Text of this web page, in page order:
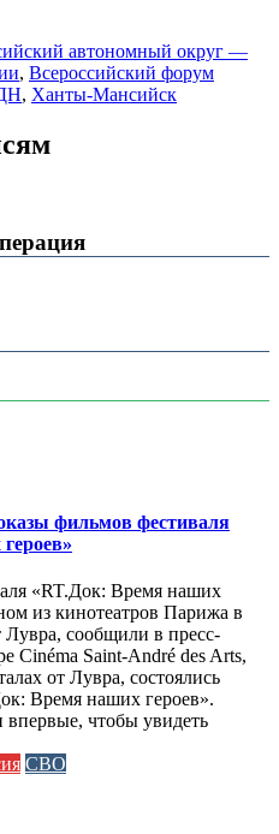
автономный округ —
, Всероссийский форум
, Ханты-Мансийск
фильмов фестиваля
«RT.Док: Время наших
из кинотеатров Парижа в
Лувра, сообщили в пресс-
Cinéma Saint-André des Arts,
от Лувра, состоялись
Время наших героев».
чтобы увидеть
СВО